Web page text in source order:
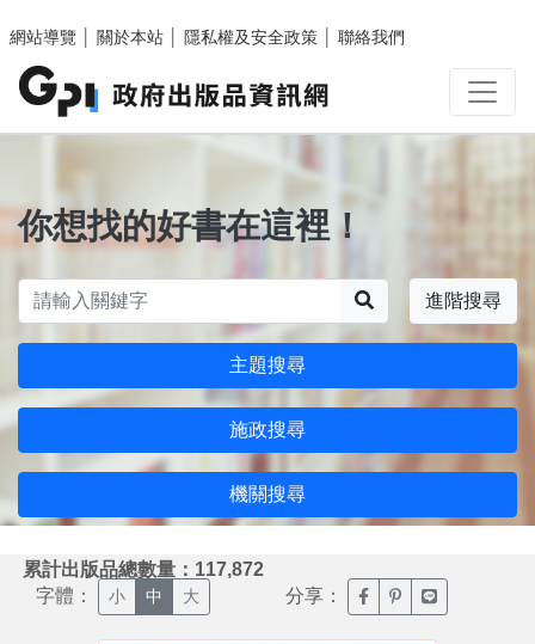
網站導覽
關於本站 隱私權及安全政策 聯絡我們
你想找的好書在這裡！
進階搜尋
主題搜尋
施政搜尋
機關搜尋
累計出版品總數量：117,872
字體： 小 中 大 分享： 臉書分享(另開新視窗)
噗浪分享(另開新
Line分享(另